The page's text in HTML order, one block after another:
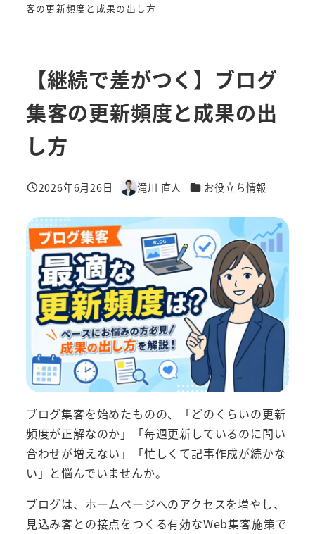
客の更新頻度と成果の出し方
【継続で差がつく】ブログ
集客の更新頻度と成果の出
し方
投稿日
2026年6月26日
著
滝川 直人 カテゴリー
お役立ち情報
ブログ集客を始めたものの、「どのくらいの更新
頻度が正解なのか」「毎週更新しているのに問い
合わせが増えない」「忙しくて記事作成が続かな
い」と悩んでいませんか。
ブログは、ホームページへのアクセスを増やし、
見込み客との接点をつくる有効なWeb集客施策で